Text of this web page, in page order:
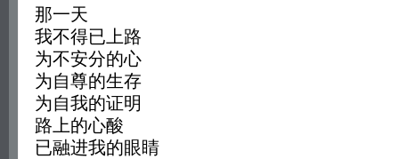
那一天
我不得已上路
为不安分的心
为自尊的生存
为自我的证明
路上的心酸
已融进我的眼睛